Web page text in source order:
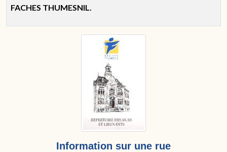
FACHES THUMESNIL.
Information sur une rue